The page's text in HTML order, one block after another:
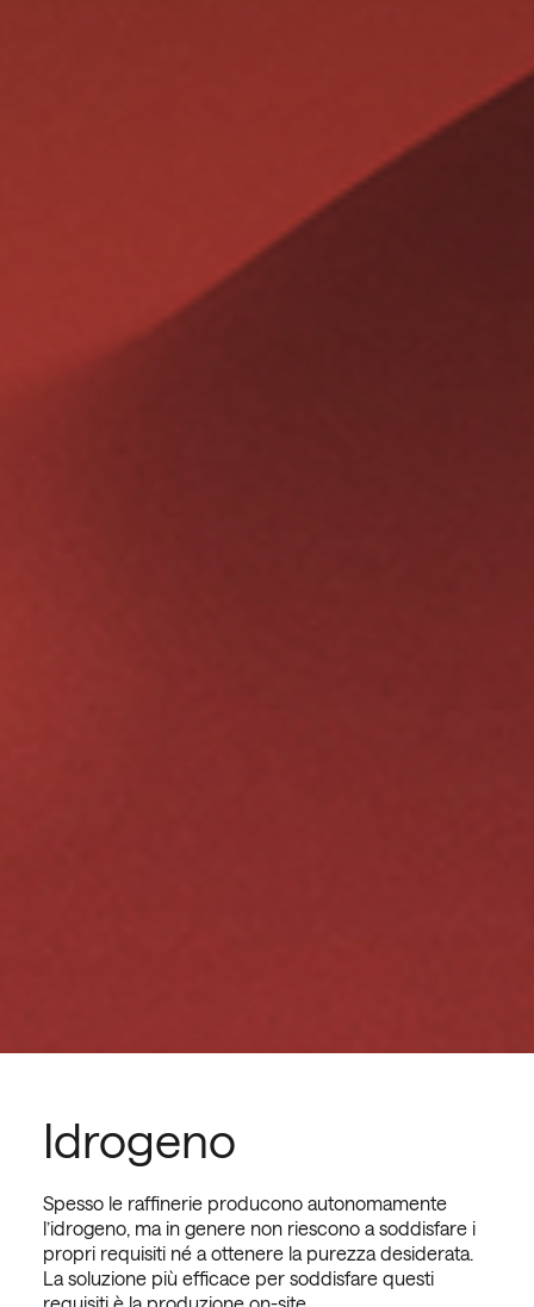
Idrogeno
Spesso le raffinerie producono autonomamente
l’idrogeno, ma in genere non riescono a soddisfare i
propri requisiti né a ottenere la purezza desiderata.
La soluzione più efficace per soddisfare questi
requisiti è la produzione on-site.